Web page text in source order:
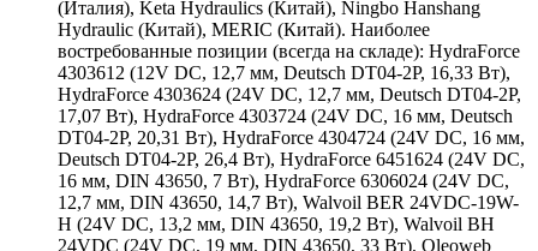
(Италия), Keta Hydraulics (Китай), Ningbo Hanshang
Hydraulic (Китай), MERIC (Китай). Наиболее
востребованные позиции (всегда на складе): HydraForce
4303612 (12V DC, 12,7 мм, Deutsch DT04-2P, 16,33 Вт),
HydraForce 4303624 (24V DC, 12,7 мм, Deutsch DT04-2P,
17,07 Вт), HydraForce 4303724 (24V DC, 16 мм, Deutsch
DT04-2P, 20,31 Вт), HydraForce 4304724 (24V DC, 16 мм,
Deutsch DT04-2P, 26,4 Вт), HydraForce 6451624 (24V DC,
16 мм, DIN 43650, 7 Вт), HydraForce 6306024 (24V DC,
12,7 мм, DIN 43650, 14,7 Вт), Walvoil BER 24VDC-19W-
H (24V DC, 13,2 мм, DIN 43650, 19,2 Вт), Walvoil BH
24VDC (24V DC, 19 мм, DIN 43650, 33 Вт), Oleoweb